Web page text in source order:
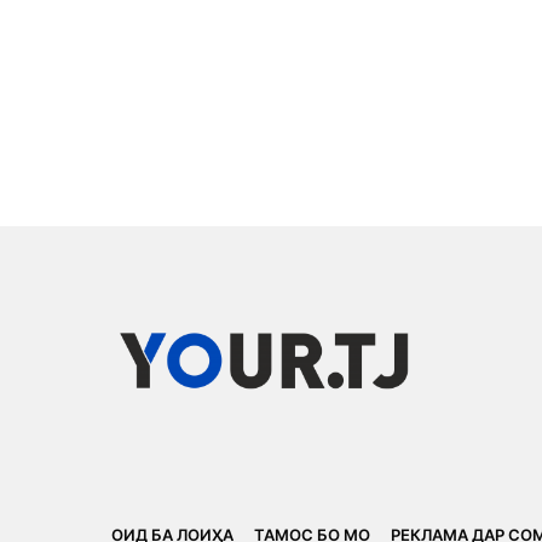
ОИД БА ЛОИҲА ТАМОС БО МО РЕКЛАМА ДАР